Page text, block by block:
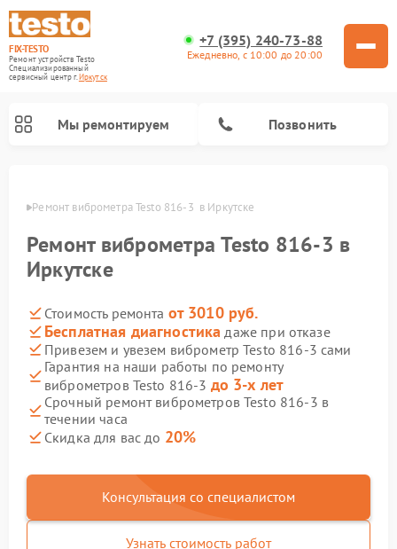
FIX-TESTO
Ремонт устройств Testo
Специализированный
cервисный центр г.Иркутск
+7 (395) 240-73-88
Ежедневно, с 10:00 до 20:00
Мы ремонтируем Позвонить
Ремонт виброметра Testo 816-3  в Иркутске
Ремонт виброметра Testo 816-3 в
Иркутске
Стоимость ремонта от 3010 руб.
Бесплатная диагностика даже при отказе
Привезем и увезем виброметр Testo 816-3 сами
Гарантия на наши работы по ремонту
виброметров Testo 816-3 до 3-х лет
Срочный ремонт виброметров Testo 816-3 в
течении часа
Скидка для вас до 20%
Консультация со специалистом
Узнать стоимость работ